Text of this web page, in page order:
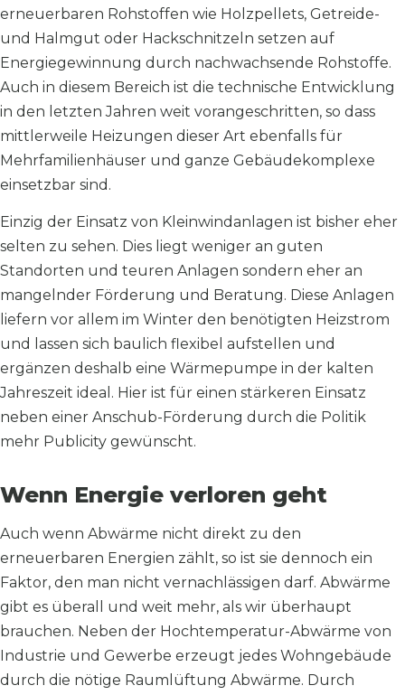
erneuerbaren Rohstoffen wie Holzpellets, Getreide-
und Halmgut oder Hackschnitzeln setzen auf
Energiegewinnung durch nachwachsende Rohstoffe.
Auch in diesem Bereich ist die technische Entwicklung
in den letzten Jahren weit vorangeschritten, so dass
mittlerweile Heizungen dieser Art ebenfalls für
Mehrfamilienhäuser und ganze Gebäudekomplexe
einsetzbar sind.
Einzig der Einsatz von Kleinwindanlagen ist bisher eher
selten zu sehen. Dies liegt weniger an guten
Standorten und teuren Anlagen sondern eher an
mangelnder Förderung und Beratung. Diese Anlagen
liefern vor allem im Winter den benötigten Heizstrom
und lassen sich baulich flexibel aufstellen und
ergänzen deshalb eine Wärmepumpe in der kalten
Jahreszeit ideal. Hier ist für einen stärkeren Einsatz
neben einer Anschub-Förderung durch die Politik
mehr Publicity gewünscht.
Wenn Energie verloren geht
Auch wenn Abwärme nicht direkt zu den
erneuerbaren Energien zählt, so ist sie dennoch ein
Faktor, den man nicht vernachlässigen darf. Abwärme
gibt es überall und weit mehr, als wir überhaupt
brauchen. Neben der Hochtemperatur-Abwärme von
Industrie und Gewerbe erzeugt jedes Wohngebäude
durch die nötige Raumlüftung Abwärme. Durch